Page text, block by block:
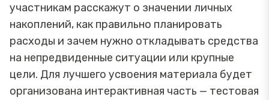
участникам расскажут о значении личных
накоплений, как правильно планировать
расходы и зачем нужно откладывать средства
на непредвиденные ситуации или крупные
цели. Для лучшего усвоения материала будет
организована интерактивная часть — тестовая